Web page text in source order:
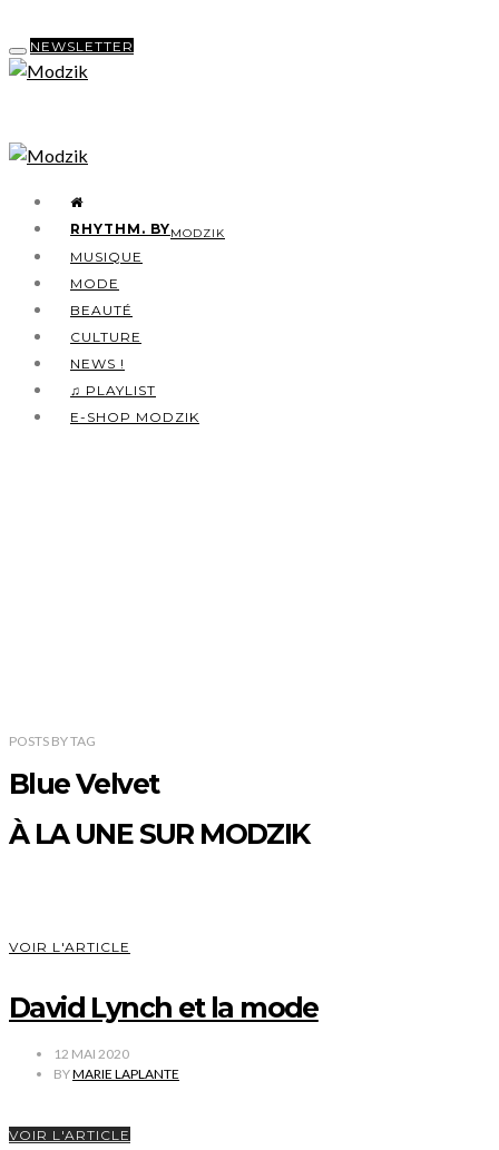
NEWSLETTER
RHYTHM. BYMODZIK
MUSIQUE
MODE
BEAUTÉ
CULTURE
NEWS !
♫ PLAYLIST
E-SHOP MODZIK
POSTS BYTAG
Blue Velvet
À LA UNE SUR MODZIK
VOIR L'ARTICLE
David Lynch et la mode
12 MAI 2020
BYMARIE LAPLANTE
VOIR L'ARTICLE